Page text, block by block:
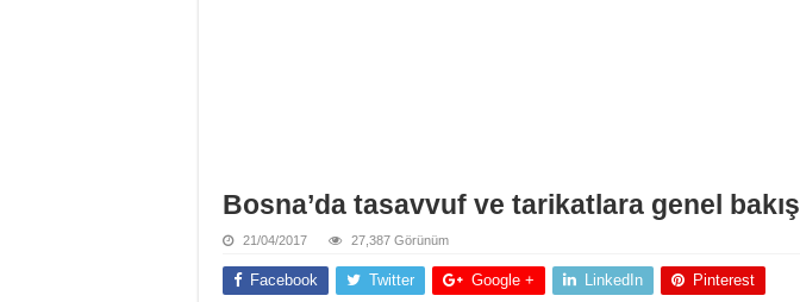
Bosna’da tasavvuf ve tarikatlara genel bakış
21/04/2017 27,387 Görünüm
Facebook Twitter Google + LinkedIn Pinterest